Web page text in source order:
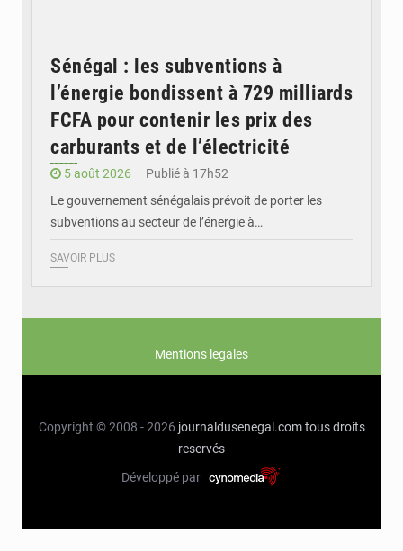
Sénégal : les subventions à
l’énergie bondissent à 729 milliards
FCFA pour contenir les prix des
carburants et de l’électricité
5 août 2026
Publié à 17h52
Le gouvernement sénégalais prévoit de porter les
subventions au secteur de l’énergie à…
SAVOIR PLUS
Mentions legales
Copyright © 2008 - 2026 journaldusenegal.com tous droits
reservés
Développé par